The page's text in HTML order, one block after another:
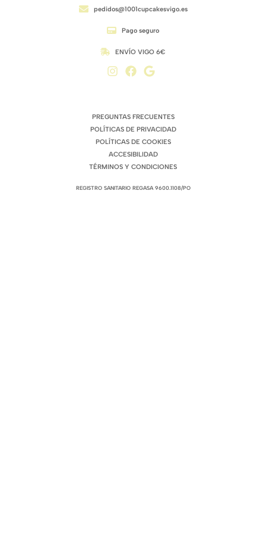
pedidos@1001cupcakesvigo.es
Pago seguro
ENVÍO VIGO 6€
PREGUNTAS FRECUENTES
POLÍTICAS DE PRIVACIDAD
POLÍTICAS DE COOKIES
ACCESIBILIDAD
TÉRMINOS Y CONDICIONES
REGISTRO SANITARIO REGASA 9600.1108/PO